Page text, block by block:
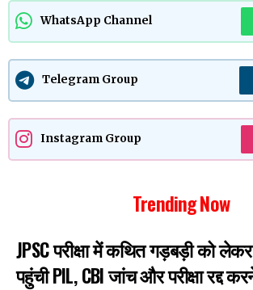
WhatsApp Channel
Telegram Group
Instagram Group
Trending Now
JPSC परीक्षा में कथित गड़बड़ी को
पहुंची PIL, CBI जांच और परीक्षा रद्द